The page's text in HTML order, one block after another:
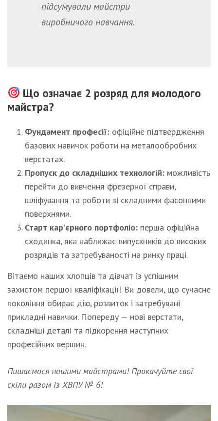
підсумували майстри
виробничого навчання.
Що означає 2 розряд для молодого
майстра?
Фундамент професії: офіційне підтвердження
базових навичок роботи на металообробних
верстатах.
Пропуск до складніших технологій: можливість
перейти до вивчення фрезерної справи,
шліфування та роботи зі складними фасонними
поверхнями.
Старт кар’єрного портфоліо: перша офіційна
сходинка, яка наближає випускників до високих
розрядів та затребуваності на ринку праці.
Вітаємо наших хлопців та дівчат із успішним
захистом першої кваліфікації! Ви довели, що сучасне
покоління обирає дію, розвиток і затребувані
прикладні навички. Попереду — нові верстати,
складніші деталі та підкорення наступних
професійних вершин.
Пишаємося нашими майстрами! Прокачуйте свої
скіли разом із ХВПУ № 6!